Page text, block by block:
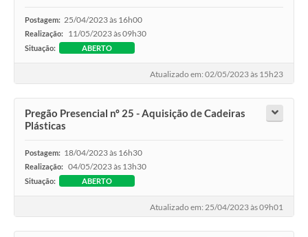
Postagem: 25/04/2023 às 16h00
Realização: 11/05/2023 às 09h30
Situação: ABERTO
Atualizado em: 02/05/2023 às 15h23
Pregão Presencial nº 25 - Aquisição de Cadeiras
Plásticas
Postagem: 18/04/2023 às 16h30
Realização: 04/05/2023 às 13h30
Situação: ABERTO
Atualizado em: 25/04/2023 às 09h01